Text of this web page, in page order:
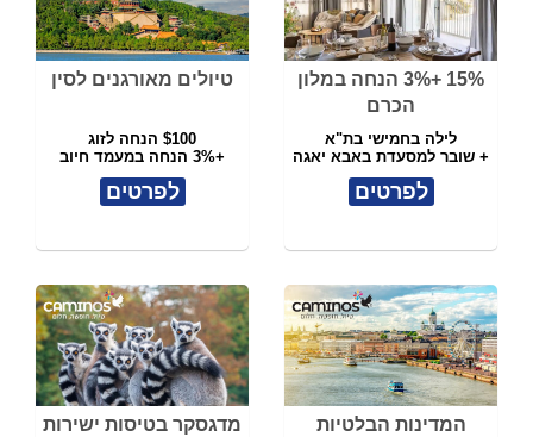
15% +3% הנחה במלון
הכרם
לילה בחמישי בת"א
+ שובר למסעדת באבא יאגה
לפרטים
טיולים מאורגנים לסין
$100 הנחה לזוג
+3% הנחה במעמד חיוב
לפרטים
המדינות הבלטיות
מדגסקר בטיסות ישירות